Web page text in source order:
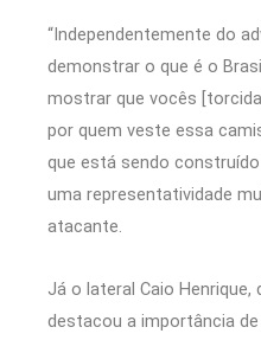
“Independentemente do
demonstrar o que é o
mostrar que vocês
por quem veste essa
que está sendo
uma representatividade
atacante.
Já o lateral Caio Henrique,
destacou a importância